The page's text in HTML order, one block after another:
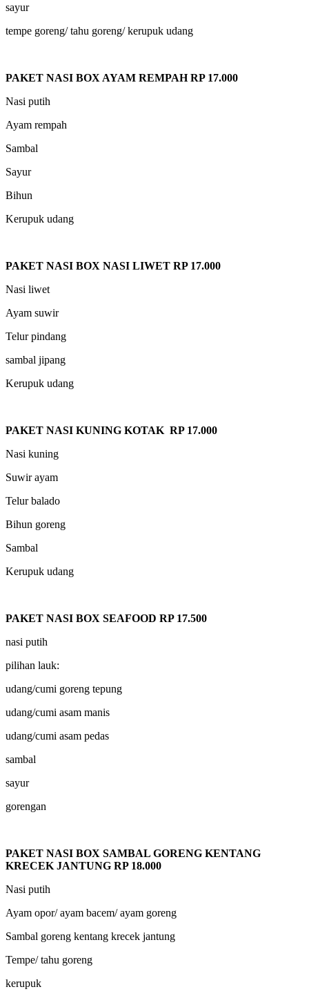
sayur
tempe goreng/ tahu goreng/ kerupuk udang
PAKET NASI BOX AYAM REMPAH RP 17.000
Nasi putih
Ayam rempah
Sambal
Sayur
Bihun
Kerupuk udang
PAKET NASI BOX NASI LIWET RP 17.000
Nasi liwet
Ayam suwir
Telur pindang
sambal jipang
Kerupuk udang
PAKET NASI KUNING KOTAK RP 17.000
Nasi kuning
Suwir ayam
Telur balado
Bihun goreng
Sambal
Kerupuk udang
PAKET NASI BOX SEAFOOD RP 17.500
nasi putih
pilihan lauk:
udang/cumi goreng tepung
udang/cumi asam manis
udang/cumi asam pedas
sambal
sayur
gorengan
PAKET NASI BOX SAMBAL GORENG KENTANG
KRECEK JANTUNG RP 18.000
Nasi putih
Ayam opor/ ayam bacem/ ayam goreng
Sambal goreng kentang krecek jantung
Tempe/ tahu goreng
kerupuk